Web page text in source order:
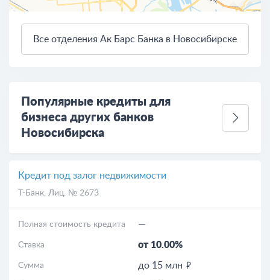
3 км
Все отделения Ак Барс Банка в Новосибирске
Популярные кредиты для
бизнеса других банков
Новосибирска
Кредит под залог недвижимости
Т-Банк, Лиц. № 2673
Полная стоимость кредита —
Ставка от 10.00%
Сумма до 15 млн